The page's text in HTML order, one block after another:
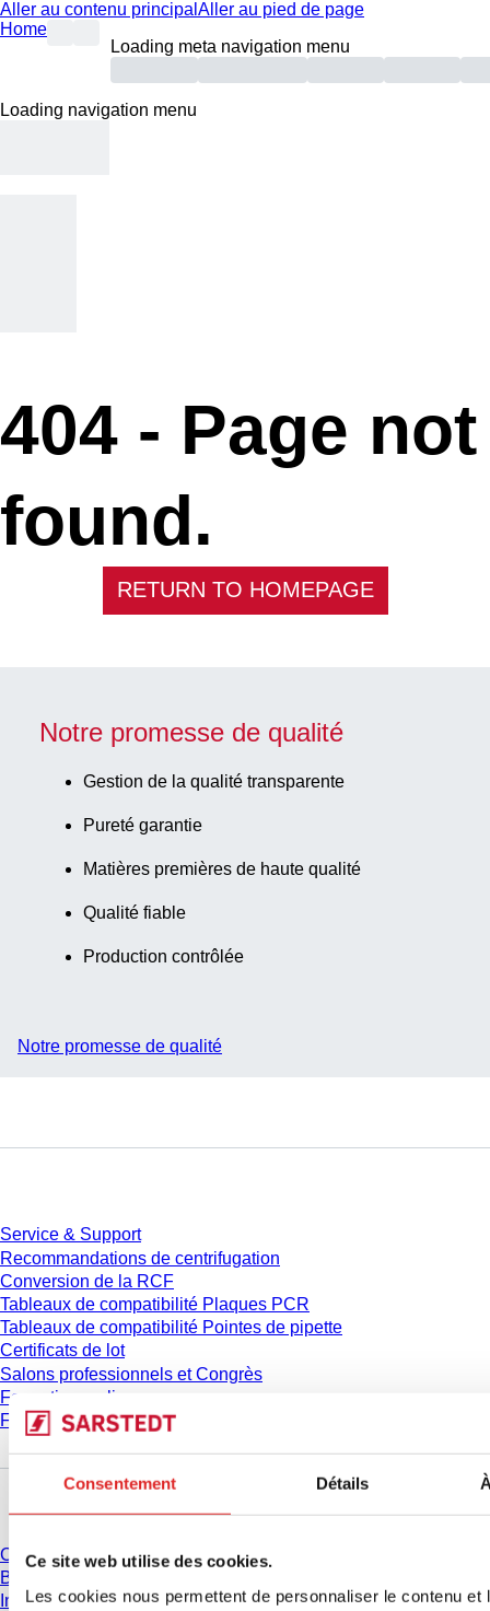
Consentement Détails
Ce site web utilise des cookies.
Les cookies nous permettent de personnaliser le contenu et
Aller au contenu principal Aller au pied de page
Home
Loading meta navigation menu
Loading navigation menu
404 - Page not
found.
RETURN TO HOMEPAGE
Notre promesse de qualité
Gestion de la qualité transparente
Pureté garantie
Matières premières de haute qualité
Qualité fiable
Production contrôlée
Notre promesse de qualité
Service & Support
Recommandations de centrifugation
Conversion de la RCF
Tableaux de compatibilité Plaques PCR
Tableaux de compatibilité Pointes de pipette
Certificats de lot
Salons professionnels et Congrès
Formation en ligne
FAQ
Téléchargement
Catalogue
Brochures
Informations utilisateur